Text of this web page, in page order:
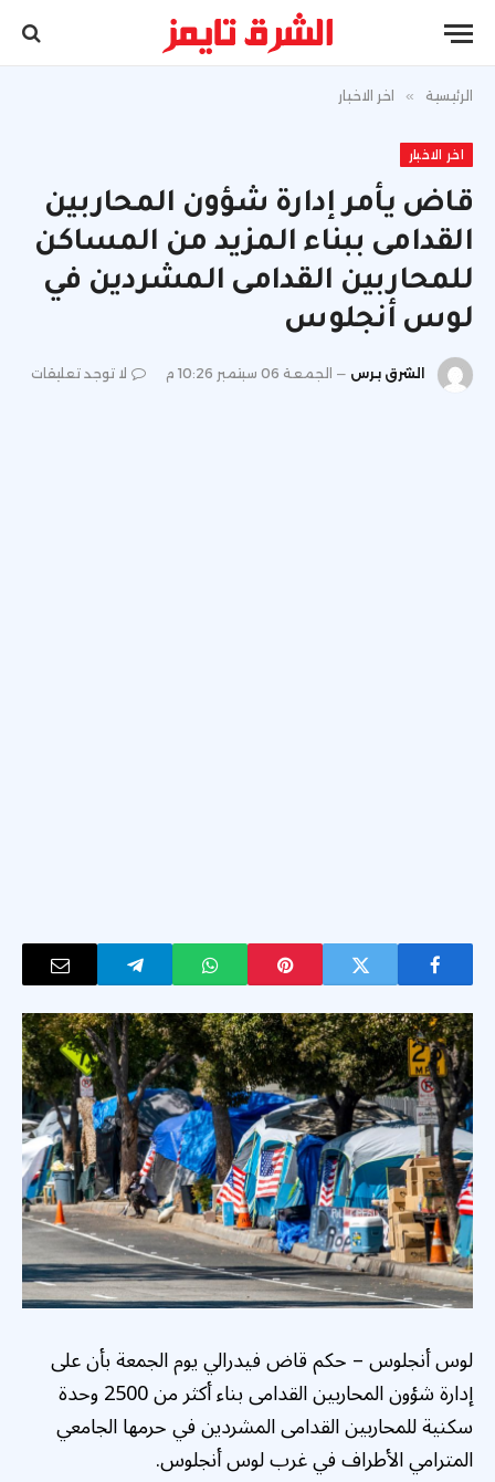
الرئيسية » اخر الاخبار
اخر الاخبار
قاض يأمر إدارة شؤون المحاربين
القدامى ببناء المزيد من المساكن
للمحاربين القدامى المشردين في
لوس أنجلوس
الشرق برس الجمعة 06 سبتمبر 10:26 م لا توجد تعليقات
لوس أنجلوس – حكم قاض فيدرالي يوم الجمعة بأن على
إدارة شؤون المحاربين القدامى بناء أكثر من 2500 وحدة
سكنية للمحاربين القدامى المشردين في حرمها الجامعي
المترامي الأطراف في غرب لوس أنجلوس.